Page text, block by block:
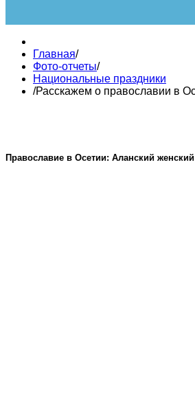
Главная/
Фото-отчеты/
Национальные праздники
/Расскажем о православии в
Православие в Осетии: Аланский